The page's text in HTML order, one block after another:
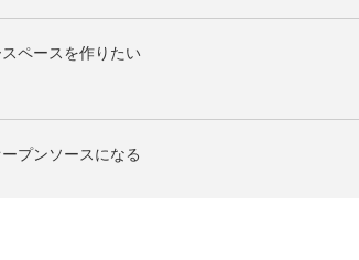
ペースを作りたい
プンソースになる